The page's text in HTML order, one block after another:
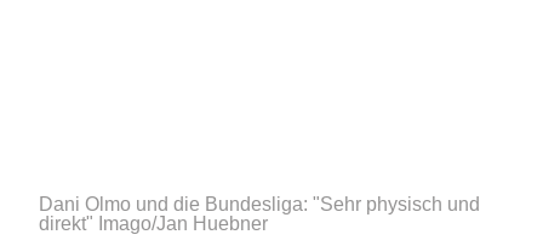
Dani Olmo und die Bundesliga: "Sehr physisch und
direkt" Imago/Jan Huebner